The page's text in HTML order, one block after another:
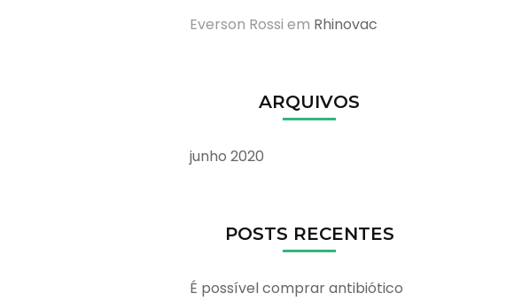
Everson Rossi em Rhinovac
ARQUIVOS
junho 2020
POSTS RECENTES
É possível comprar antibiótico